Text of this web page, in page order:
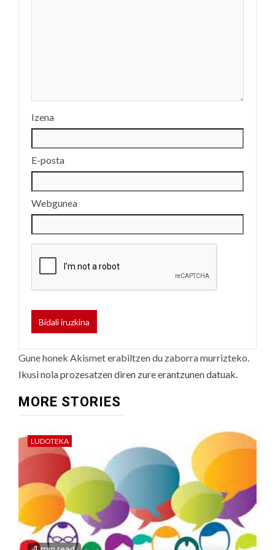
Izena
E-posta
Webgunea
Gune honek Akismet erabiltzen du zaborra murrizteko.
Ikusi nola prozesatzen diren zure erantzunen datuak.
MORE STORIES
LUDOTEKA